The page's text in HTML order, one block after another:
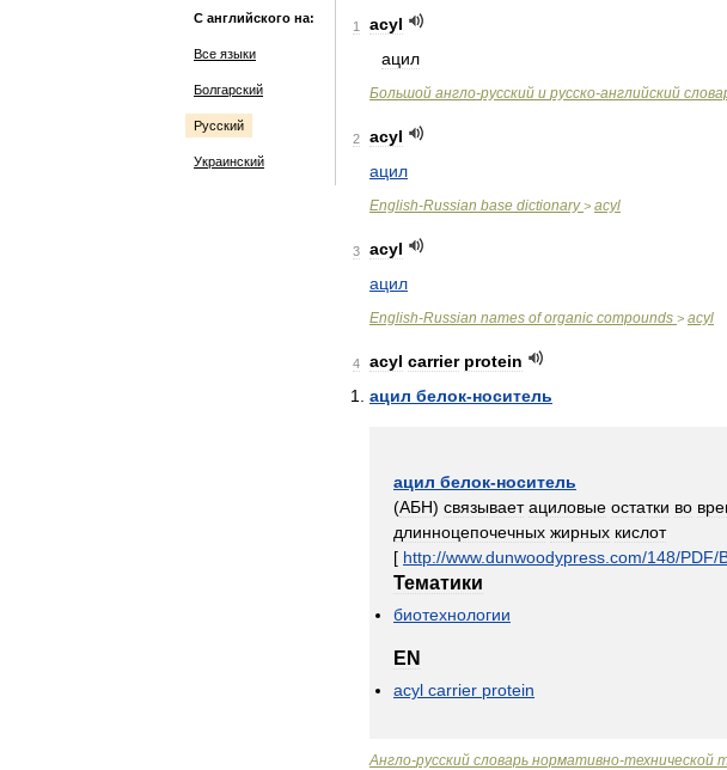
С английского на:
Все языки
Болгарский
Русский
Украинский
1
acyl
ацил
Большой англо-русский и русско-английский
2
acyl
ацил
English-Russian base dictionary > acyl
3
acyl
ацил
English-Russian names of organic compounds > acyl
4 acyl carrier protein
ацил белок-носитель
ацил белок-носитель
(АБН) связывает ациловые остатки во
длинноцепочечных жирных кислот
[ http://www.dunwoodypress com/148/PDF/
Тематики
биотехнологии
EN
acyl carrier protein
Англо-русский словарь нормативно-технической